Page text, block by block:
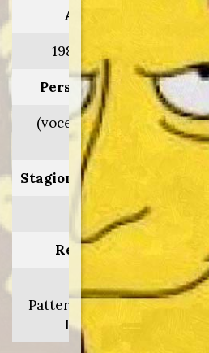
Anno:
1984>1985
Personaggio:
(voce orig. Bob
Holt)
Stagione.Episodio:
Regia di:
Ray
Patterson/Oscar
Dufau